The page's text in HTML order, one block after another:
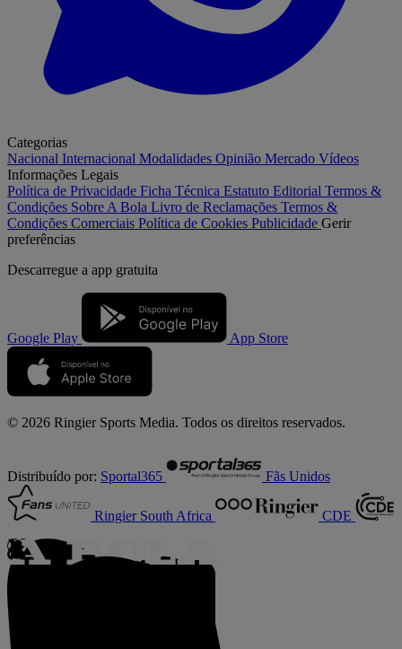
Categorias
Nacional Internacional Modalidades Opinião Mercado Vídeos
Informações Legais
Política de Privacidade Ficha Técnica Estatuto Editorial Termos &
Condições Sobre A Bola Livro de Reclamações Termos &
Condições Comerciais Política de Cookies Publicidade Gerir
preferências
Descarregue a app gratuita
Google Play App Store
© 2026 Ringier Sports Media. Todos os direitos reservados.
Distribuído por: Sportal365 Fãs Unidos
Ringier South Africa CDE